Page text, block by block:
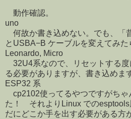
動作確認。
uno
何故か書き込めない。でも、「
とUSBA−B ケーブルを変えてみた
Leonardo, Micro
32U4系なので、リセットする度
る必要がありますが、書き込めま
ESP32 系
cp2102使ってるやつですがちゃ
た！ それよりLinux でのesptools
だにどこか手を出す必要がある方